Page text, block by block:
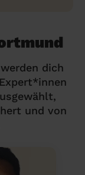
dich
und von